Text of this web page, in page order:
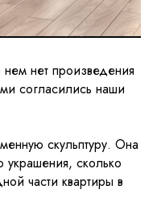
нет произведения
согласились наши
скульптуру. Она
украшения, сколько
части квартиры в